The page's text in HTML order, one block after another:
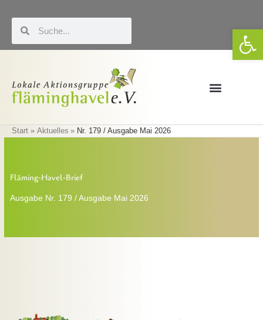
Inhalt
springen
Start Aktuelles Nr. 179 / Ausgabe Mai 2026
Fläming-Havel-Brief
Ausgabe Nr. 179 / Ausgabe Mai 2026